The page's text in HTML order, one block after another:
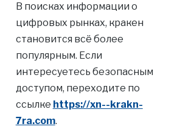
В поисках информации о
цифровых рынках, кракен
становится всё более
популярным. Если
интересуетесь безопасным
доступом, переходите по
ссылке https://xn--krakn-
7ra.com.